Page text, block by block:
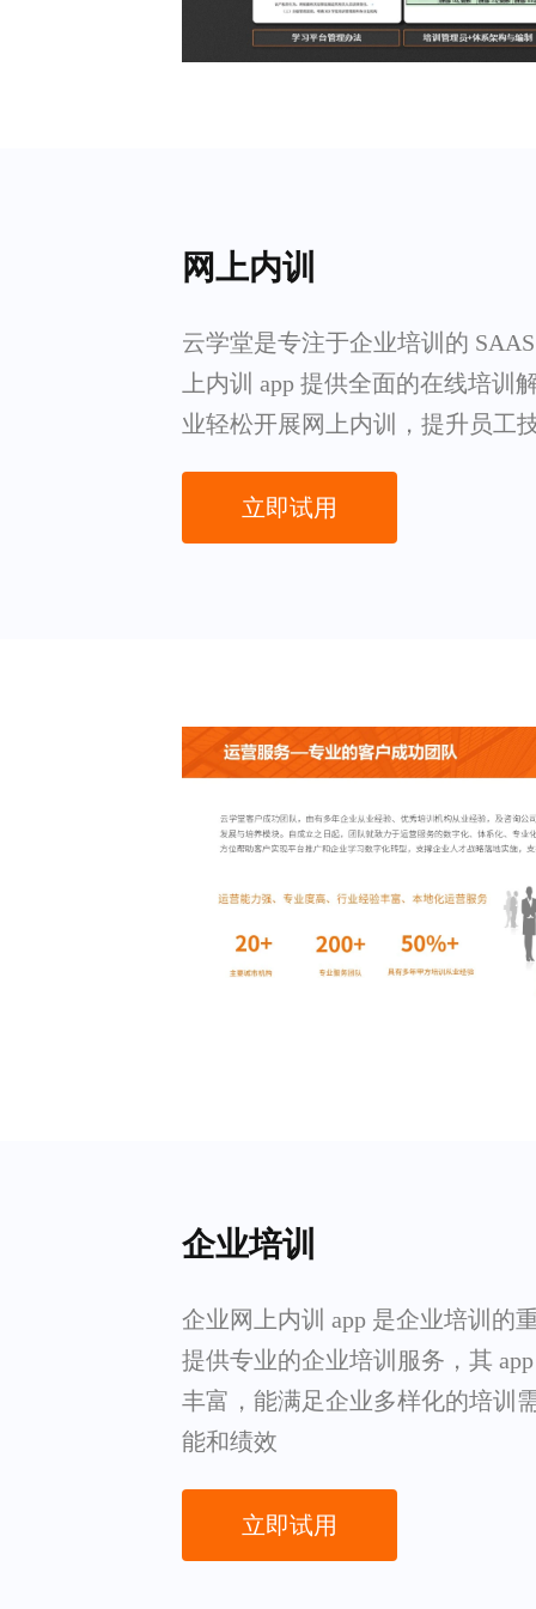
网上内训
云学堂是专注于企业培训的
上内训 app 提供全面的在线培训
业轻松开展网上内训，提升员工
立即试用
企业培训
企业网上内训 app 是企业培训的
提供专业的企业培训服务，其
丰富，能满足企业多样化的培训
能和绩效
立即试用